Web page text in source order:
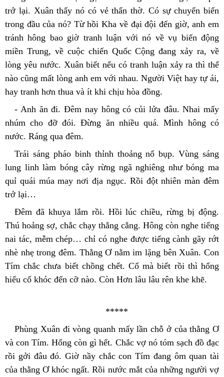
trở lại. Xuân thấy nó có vẻ thẩn thờ. Có sự chuyển biến
trong đầu của nó? Từ hồi Kha về đại đội đến giờ, anh em
tránh hông bao giờ tranh luận với nó về vụ biến động
miền Trung, về cuộc chiến Quốc Cộng đang xảy ra, về
lòng yêu nước. Xuân biết nếu có tranh luận xảy ra thì thế
nào cũng mất lòng anh em với nhau. Người Việt hay tự ái,
hay tranh hơn thua và ít khi chịu hòa đồng.
- Anh ăn đi. Đêm nay hông có củi lửa đâu. Nhai mấy
nhúm cho đỡ đói. Đừng ăn nhiều quá. Mình hông có
nước. Ráng qua đêm.
Trái sáng pháo binh thỉnh thoảng nổ bụp. Vùng sáng
lung linh làm bóng cây rừng ngã nghiêng như bóng ma
quỉ quái múa may nơi địa ngục. Rồi đột nhiên màn đêm
trở lại…
Đêm đã khuya lắm rồi. Hồi lúc chiều, rừng bị động.
Thú hoảng sợ, chắc chạy thẳng cẳng. Hông còn nghe tiếng
nai tác, mễm chép… chỉ có nghe được tiếng cành gãy rớt
nhè nhẹ trong đêm. Thằng Ơ nằm im lặng bên Xuân. Con
Tím chắc chưa biết chồng chết. Cổ mà biết rồi thì hổng
hiểu cổ khóc đến cỡ nào. Còn Hơn lâu lâu rên khe khẽ.
*****
Phùng Xuân đi vòng quanh mấy lần chỗ ở của thằng Ơ
và con Tím. Hổng còn gì hết. Chắc vợ nó tóm sạch đồ đạc
rồi gởi đâu đó. Giờ nầy chắc con Tím đang ôm quan tài
của thằng Ơ khóc ngất. Rồi nước mắt của những người vợ